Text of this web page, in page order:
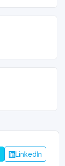
LinkedIn